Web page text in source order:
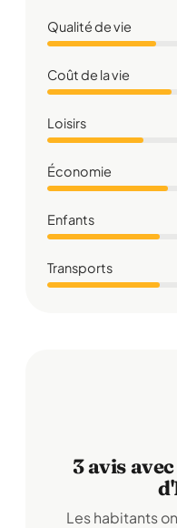
Qualité de vie
Coût de la vie
Loisirs
Économie
Enfants
Transports
3 avis
Les habitants